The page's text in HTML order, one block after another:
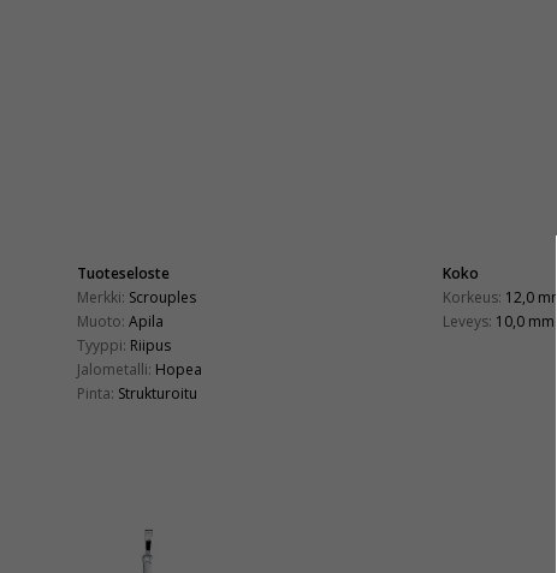
Tuoteseloste
Merkki: Scrouples
Muoto: Apila
Tyyppi: Riipus
Jalometalli: Hopea
Pinta: Strukturoitu
Koko
Korkeus: 12,0 mm
Leveys: 10,0 mm